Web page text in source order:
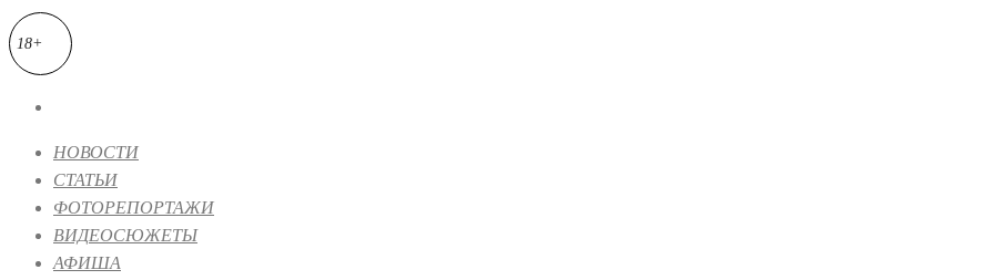
18+
НОВОСТИ
СТАТЬИ
ФОТОРЕПОРТАЖИ
ВИДЕОСЮЖЕТЫ
АФИША